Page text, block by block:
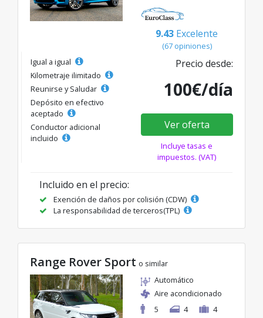
9.43 Excelente
(67 opiniones)
Igual a igual
Kilometraje ilimitado
Reunirse y Saludar
Depósito en efectivo
aceptado
Conductor adicional
incluido
Precio desde:
100€/día
Ver oferta
Incluye tasas e
impuestos. (VAT)
Incluido en el precio:
Exención de daños por colisión (CDW)
La responsabilidad de terceros(TPL)
Range Rover Sport o similar
Automático
Aire acondicionado
5
4 4